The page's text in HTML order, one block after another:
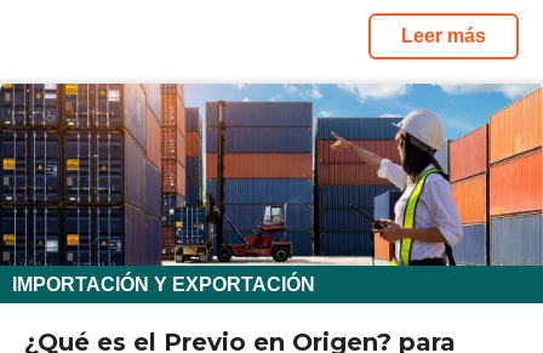
Leer más
IMPORTACIÓN Y EXPORTACIÓN
¿Qué es el Previo en Origen? para